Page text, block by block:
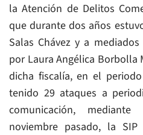
la Atención de Delitos
que durante dos años
Salas Chávez y a
por Laura Angélica Borbolla
dicha fiscalía, en el
tenido 29 ataques a
comunicación,
noviembre pasado, la